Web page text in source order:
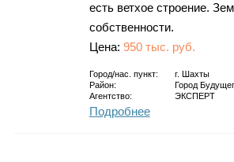
есть ветхое строение.
собственности.
Цена: 950 тыс. руб.
Город/нас. пункт: г.
Шахты
Район:
Город
Агентство:
ЭКСПЕРТ
Подробнее